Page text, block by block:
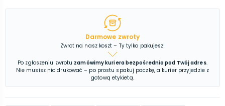
Darmowe zwroty
Zwrot na nasz koszt – Ty tylko pakujesz!
Po zgłoszeniu zwrotu zamówimy kuriera bezpośrednio pod Twój adres.
Nie musisz nic drukować – po prostu spakuj paczkę, a kurier przyjedzie z
gotową etykietą.